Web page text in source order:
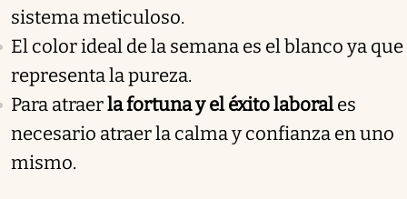
sistema meticuloso.
El color ideal de la semana es el blanco ya que
representa la pureza.
Para atraerla fortuna y el éxito laborales
necesario atraer la calma y confianza en uno
mismo.